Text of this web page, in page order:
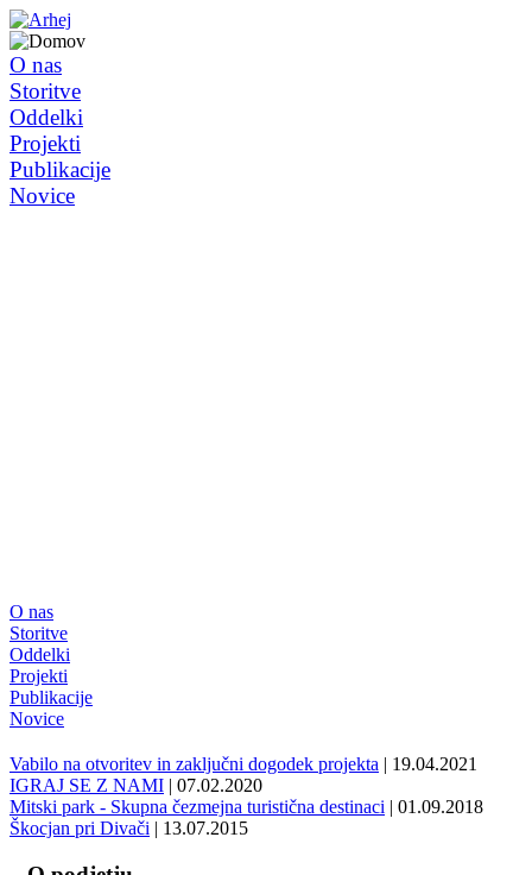
O nas
Storitve
Oddelki
Projekti
Publikacije
Novice
O nas
Storitve
Oddelki
Projekti
Publikacije
Novice
Vabilo na otvoritev in zaključni dogodek projekta | 19.04.2021
IGRAJ SE Z NAMI | 07.02.2020
Mitski park - Skupna čezmejna turistična destinaci | 01.09.2018
Škocjan pri Divači | 13.07.2015